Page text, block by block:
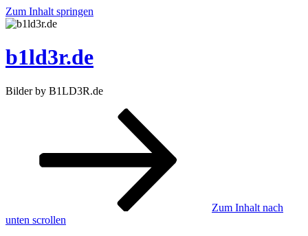
Zum Inhalt springen
b1ld3r.de
Bilder by B1LD3R.de
Zum Inhalt nach
unten scrollen